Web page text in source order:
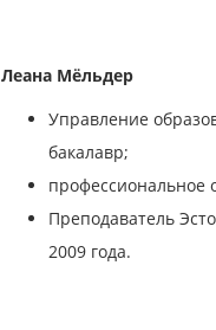
Леана Мёльдер
Управление
бакалавр;
профессиональное
Преподаватель
2009 года.